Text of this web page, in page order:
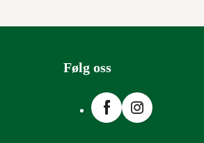
Følg oss
FacebookInstagram